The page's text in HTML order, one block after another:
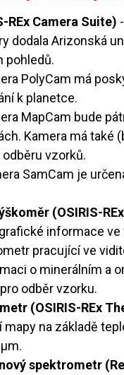
REx Camera Suite)
dodala Arizonská
pohledů.
PolyCam má
k planetce.
MapCam bude
Kamera má také
vzorků.
SamCam je
(OSIRIS-
informace ve
pracující ve
o minerálním a
odběr vzorku.
(OSIRIS-REx
mapy na základě
spektrometr